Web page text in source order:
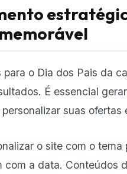
o Dia dos Pais da
É essencial
suas
o site com o
com a data. Conteúdos